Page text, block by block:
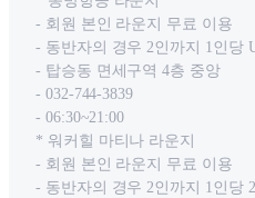
- 회원 본인 라운지 무료 이용
- 동반자의 경우 2인까지 1인당
- 탑승동 면세구역 4층 중앙
- 032-744-3839
- 06:30~21:00
* 워커힐 마티나 라운지
- 회원 본인 라운지 무료 이용
- 동반자의 경우 2인까지 1인당